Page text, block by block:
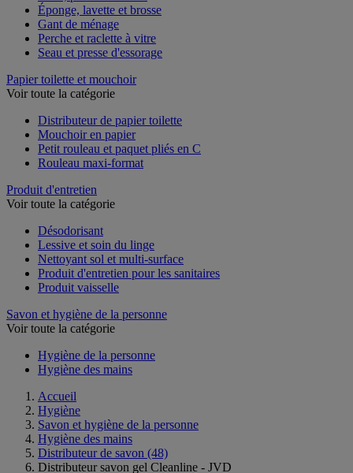
Balai, pelle et manche
Éponge, lavette et brosse
Gant de ménage
Perche et raclette à vitre
Papier toilette et mouchoir
Distributeur de papier toilette
Mouchoir en papier
Petit rouleau et paquet pliés en C
Produit d'entretien
Désodorisant
Lessive et soin du linge
Nettoyant sol et multi-surface
Produit d'entretien pour les sanitaires
Savon et hygiène de la personne
Hygiène de la personne
Accueil
Hygiène
Savon et hygiène de la personne
Hygiène des mains
Distributeur de savon (48)